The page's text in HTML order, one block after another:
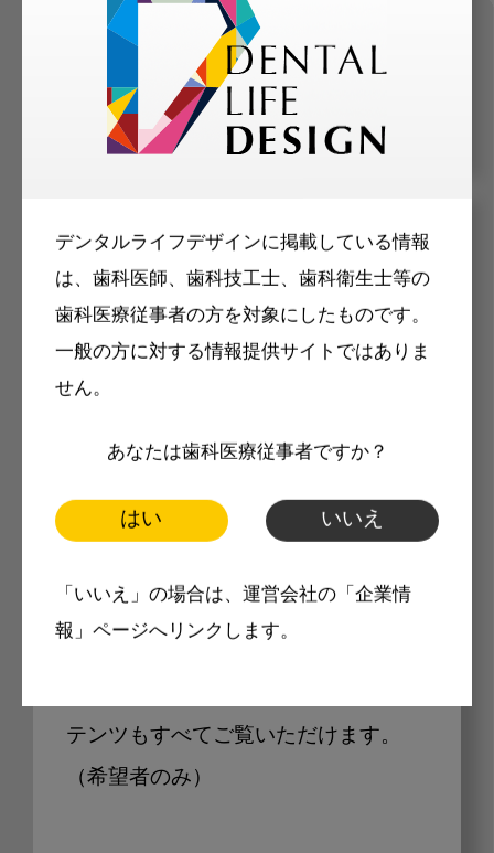
デンタルライフデザインに掲載している情報
は、歯科医師、歯科技工士、歯科衛生士等の
歯科医療従事者の方を対象にしたものです。
一般の方に対する情報提供サイトではありま
せん。
あなたは歯科医療従事者ですか？
はい いいえ
「いいえ」の場合は、運営会社の「企業情
報」ページへリンクします。
容のメールマガジンをお届けします。
メリット
Internet DOに掲載されている
製品価格も閲覧可能
テンツもすべてご覧いただけます。
（希望者のみ）